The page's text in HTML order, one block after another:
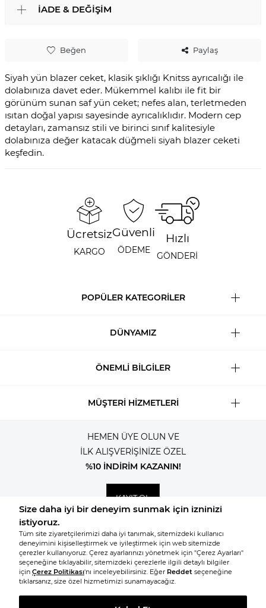
Beğen Paylaş
Siyah yün blazer ceket, klasik şıklığı Knitss ayrıcalığı ile
dolabınıza davet eder. Mükemmel kalıbı ile fit bir
görünüm sunan saf yün ceket; nefes alan, terletmeden
ısıtan doğal yapısı sayesinde ayrıcalıklıdır. Modern cep
detayları, zamansız stili ve birinci sınıf kalitesiyle
dolabınıza değer katacak düğmeli siyah blazer ceketi
keşfedin.
İADE & DEĞIŞIM
Ücretsiz
KARGO
Güvenli
ÖDEME
Hızlı
GÖNDERİ
POPÜLER KATEGORİLER
DÜNYAMIZ
ÖNEMLİ BİLGİLER
MÜŞTERİ HİZMETLERİ
HEMEN ÜYE OLUN VE
İLK ALIŞVERİŞİNİZE ÖZEL
%10 İNDİRİM KAZANIN!
KAYIT OL